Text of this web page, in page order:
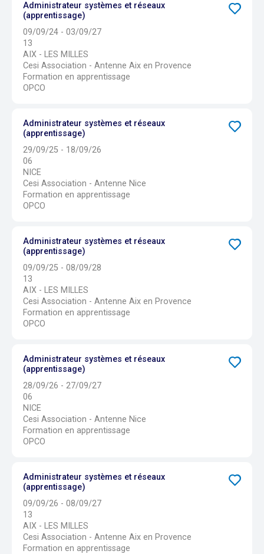
Administrateur systèmes et réseaux
(apprentissage)
09/09/24 - 03/09/27
13
AIX - LES MILLES
Cesi Association - Antenne Aix en Provence
Formation en apprentissage
OPCO
Administrateur systèmes et réseaux
(apprentissage)
29/09/25 - 18/09/26
06
NICE
Cesi Association - Antenne Nice
Formation en apprentissage
OPCO
Administrateur systèmes et réseaux
(apprentissage)
09/09/25 - 08/09/28
13
AIX - LES MILLES
Cesi Association - Antenne Aix en Provence
Formation en apprentissage
OPCO
Administrateur systèmes et réseaux
(apprentissage)
28/09/26 - 27/09/27
06
NICE
Cesi Association - Antenne Nice
Formation en apprentissage
OPCO
Administrateur systèmes et réseaux
(apprentissage)
09/09/26 - 08/09/27
13
AIX - LES MILLES
Cesi Association - Antenne Aix en Provence
Formation en apprentissage